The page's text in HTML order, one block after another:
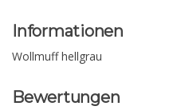
Informationen
Wollmuff hellgrau
Bewertungen